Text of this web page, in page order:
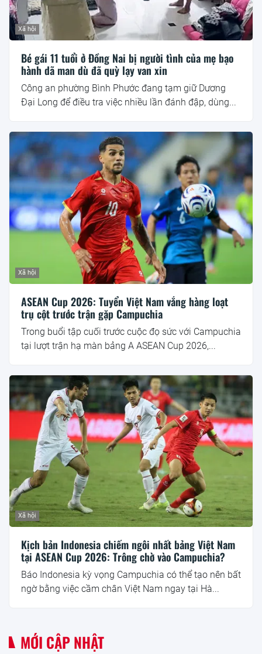
Xã hội
Bé gái 11 tuổi ở Đồng Nai bị người tình của mẹ bạo
hành dã man dù đã quỳ lạy van xin
Công an phường Bình Phước đang tạm giữ Dương
Đại Long để điều tra việc nhiều lần đánh đập, dùng...
Xã hội
ASEAN Cup 2026: Tuyển Việt Nam vắng hàng loạt
trụ cột trước trận gặp Campuchia
Trong buổi tập cuối trước cuộc đọ sức với Campuchia
tại lượt trận hạ màn bảng A ASEAN Cup 2026,...
Xã hội
Kịch bản Indonesia chiếm ngôi nhất bảng Việt Nam
tại ASEAN Cup 2026: Trông chờ vào Campuchia?
Báo Indonesia kỳ vọng Campuchia có thể tạo nên bất
ngờ bằng việc cầm chân Việt Nam ngay tại Hà...
MỚI CẬP NHẬT